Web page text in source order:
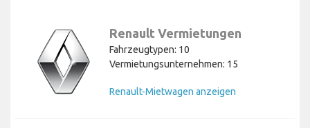
Renault Vermietungen
Fahrzeugtypen: 10
Vermietungsunternehmen: 15
Renault-Mietwagen anzeigen